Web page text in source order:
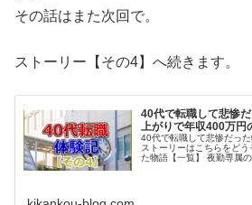
その話はまた次回で。
ストーリー【その4】へ続きます。
40代で転職して悲惨
上がりで年収400万円
40代で転職して悲惨だった物語
ストーリーはこちらをどうぞ。▼ 40代で転職
た物語【一覧】 夜勤専属の派遣社員をやりながら良い求人